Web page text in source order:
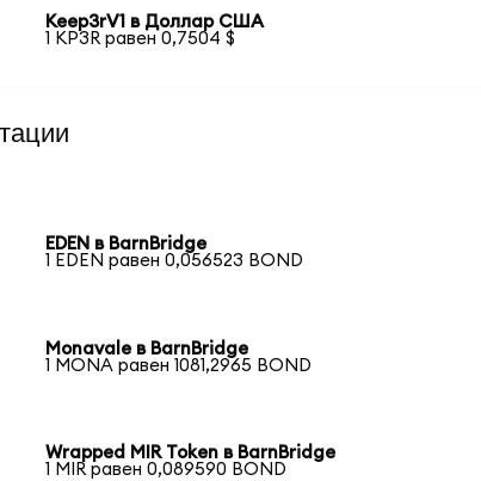
Keep3rV1 в Доллар США
1 KP3R равен 0,7504 $
EDEN в BarnBridge
1 EDEN равен 0,056523 BOND
Monavale в BarnBridge
1 MONA равен 1081,2965 BOND
Wrapped MIR Token в BarnBridge
1 MIR равен 0,089590 BOND